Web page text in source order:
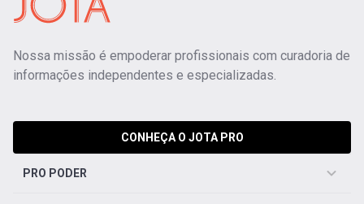
Nossa missão é empoderar profissionais com curadoria de
informações independentes e especializadas.
CONHEÇA O JOTA PRO
PRO PODER